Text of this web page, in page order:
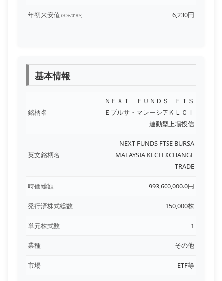
年初来安値 (2026/01/05) 6,230円
基本情報
銘柄名
ＮＥＸＴ ＦＵＮＤＳ ＦＴＳ
Ｅブルサ・マレーシアＫＬＣＩ
連動型上場投信
英文銘柄名
NEXT FUNDS FTSE BURSA
MALAYSIA KLCI EXCHANGE
TRADE
時価総額 993,600,000.0円
発行済株式総数 150,000株
単元株式数 1
業種 その他
市場 ETF等